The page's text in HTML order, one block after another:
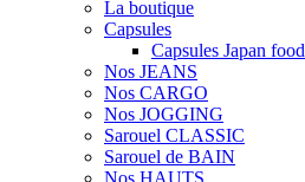
La boutique
Capsules
Capsules Japan food
Nos JEANS
Nos CARGO
Nos JOGGING
Sarouel CLASSIC
Sarouel de BAIN